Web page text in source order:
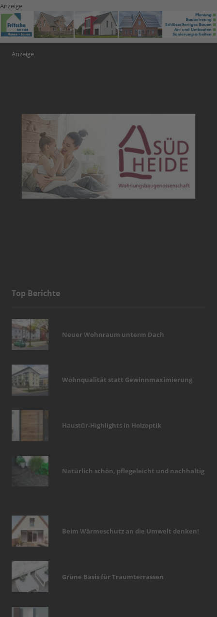
Anzeige
Anzeige
Top Berichte
Neuer Wohnraum unterm Dach
Wohnqualität statt Gewinnmaximierung
Haustür-Highlights in Holzoptik
Natürlich schön, pflegeleicht und nachhaltig
Beim Wärmeschutz an die Umwelt denken!
Grüne Basis für Traumterrassen